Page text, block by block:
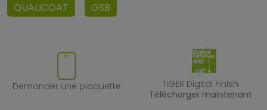
QUALICOAT
GSB
Demander une plaquette
Demander une plaquette
TIGER Digital
TIGER Digital Finish
Télécharger maintenant